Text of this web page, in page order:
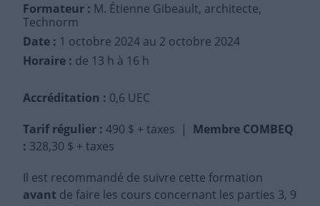
Formateur : M. Étienne Gibeault, architecte,
Technorm
Date : 1 octobre 2024 au 2 octobre 2024
Horaire : de 13 h à 16 h
Accréditation : 0,6 UEC
Tarif régulier : 490 $ + taxes | Membre COMBEQ
: 328,30 $ + taxes
Il est recommandé de suivre cette formation
avant de faire les cours concernant les parties 3, 9